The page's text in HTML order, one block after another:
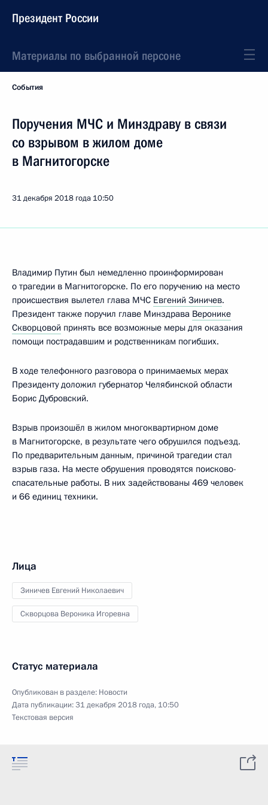
Президент России
Материалы по выбранной персоне
События
Поручения МЧС и Минздраву в связи
со взрывом в жилом доме
в Магнитогорске
31 декабря 2018 года 10:50
Владимир Путин был немедленно проинформирован
о трагедии в Магнитогорске. По его поручению на место
происшествия вылетел глава МЧС Евгений Зиничев.
Президент также поручил главе Минздрава Веронике
Скворцовой принять все возможные меры для оказания
помощи пострадавшим и родственникам погибших.
В ходе телефонного разговора о принимаемых мерах
Президенту доложил губернатор Челябинской области
Борис Дубровский.
Взрыв произошёл в жилом многоквартирном доме
в Магнитогорске, в результате чего обрушился подъезд.
По предварительным данным, причиной трагедии стал
взрыв газа. На месте обрушения проводятся поисково-
спасательные работы. В них задействованы 469 человек
и 66 единиц техники.
Лица
Зиничев Евгений Николаевич
Скворцова Вероника Игоревна
Статус материала
Опубликован в разделе: Новости
Дата публикации:31 декабря 2018 года, 10:50
Текстовая версия